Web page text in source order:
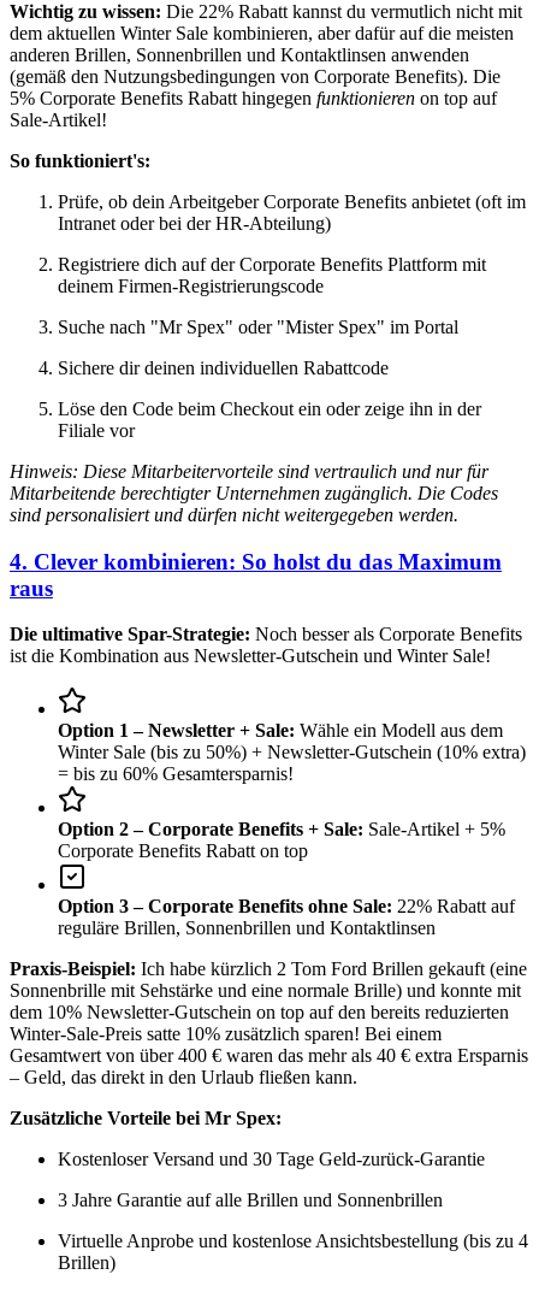
Wichtig zu wissen: Die 22% Rabatt kannst du vermutlich nicht mit
dem aktuellen Winter Sale kombinieren, aber dafür auf die meisten
anderen Brillen, Sonnenbrillen und Kontaktlinsen anwenden
(gemäß den Nutzungsbedingungen von Corporate Benefits). Die
5% Corporate Benefits Rabatt hingegen funktionieren on top auf
Sale-Artikel!
So funktioniert's:
Prüfe, ob dein Arbeitgeber Corporate Benefits anbietet (oft im
Intranet oder bei der HR-Abteilung)
Registriere dich auf der Corporate Benefits Plattform mit
deinem Firmen-Registrierungscode
Suche nach "Mr Spex" oder "Mister Spex" im Portal
Sichere dir deinen individuellen Rabattcode
Löse den Code beim Checkout ein oder zeige ihn in der
Filiale vor
Hinweis: Diese Mitarbeitervorteile sind vertraulich und nur für
Mitarbeitende berechtigter Unternehmen zugänglich. Die Codes
sind personalisiert und dürfen nicht weitergegeben werden.
4. Clever kombinieren: So holst du das Maximum
raus
Die ultimative Spar-Strategie: Noch besser als Corporate Benefits
ist die Kombination aus Newsletter-Gutschein und Winter Sale!
Option 1 – Newsletter + Sale: Wähle ein Modell aus dem
Winter Sale (bis zu 50%) + Newsletter-Gutschein (10% extra)
= bis zu 60% Gesamtersparnis!
Option 2 – Corporate Benefits + Sale: Sale-Artikel + 5%
Corporate Benefits Rabatt on top
Option 3 – Corporate Benefits ohne Sale: 22% Rabatt auf
reguläre Brillen, Sonnenbrillen und Kontaktlinsen
Praxis-Beispiel: Ich habe kürzlich 2 Tom Ford Brillen gekauft (eine
Sonnenbrille mit Sehstärke und eine normale Brille) und konnte mit
dem 10% Newsletter-Gutschein on top auf den bereits reduzierten
Winter-Sale-Preis satte 10% zusätzlich sparen! Bei einem
Gesamtwert von über 400 € waren das mehr als 40 € extra Ersparnis
– Geld, das direkt in den Urlaub fließen kann.
Zusätzliche Vorteile bei Mr Spex:
Kostenloser Versand und 30 Tage Geld-zurück-Garantie
3 Jahre Garantie auf alle Brillen und Sonnenbrillen
Virtuelle Anprobe und kostenlose Ansichtsbestellung (bis zu 4
Brillen)